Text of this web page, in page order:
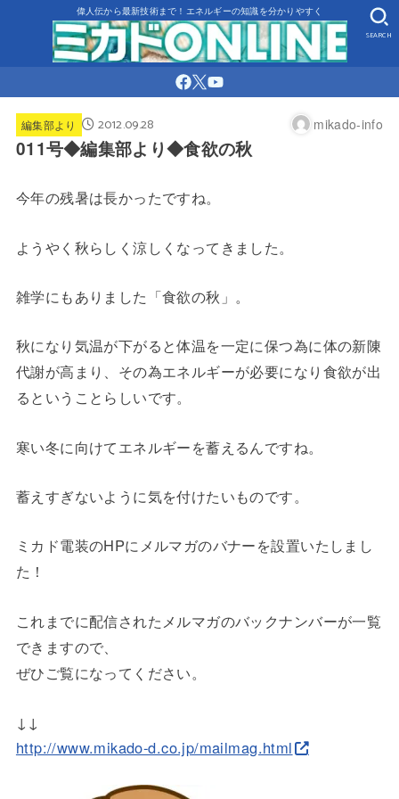
偉人伝から最新技術まで！エネルギーの知識を分かりやすく
SEARCH
編集部より 2012.09.28 mikado-info
011号◆編集部より◆食欲の秋
今年の残暑は長かったですね。
ようやく秋らしく涼しくなってきました。
雑学にもありました「食欲の秋」。
秋になり気温が下がると体温を一定に保つ為に体の新陳
代謝が高まり、その為エネルギーが必要になり食欲が出
るということらしいです。
寒い冬に向けてエネルギーを蓄えるんですね。
蓄えすぎないように気を付けたいものです。
ミカド電装のHPにメルマガのバナーを設置いたしまし
た！
これまでに配信されたメルマガのバックナンバーが一覧
できますので、
ぜひご覧になってください。
↓↓
http://www.mikado-d.co.jp/mailmag.html